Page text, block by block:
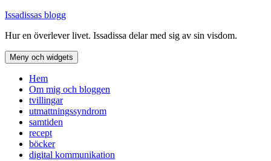
Hoppa
innehåll
Issadissas blogg
Hur en överlever livet. Issadissa delar med sig av sin visdom.
Meny och widgets
Hem
Om mig och bloggen
tvillingar
utmattningssyndrom
samtiden
recept
böcker
digital kommunikation